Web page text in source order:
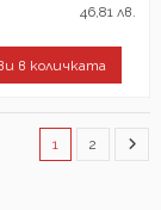
46,81 лв.
в количката
1 2